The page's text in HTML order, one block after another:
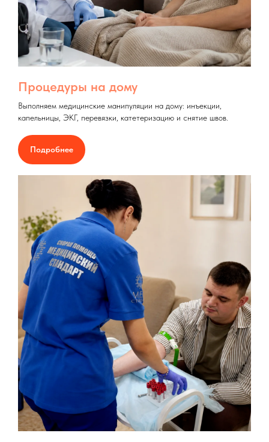
Процедуры на дому
Выполняем медицинские манипуляции на дому: инъекции,
капельницы, ЭКГ, перевязки, катетеризацию и снятие швов.
Подробнее